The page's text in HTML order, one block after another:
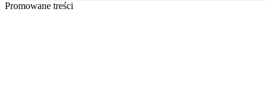
Promowane treści